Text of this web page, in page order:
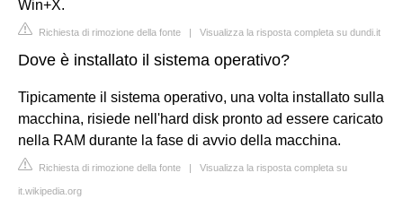
Win+X.
Richiesta di rimozione della fonte | Visualizza la risposta completa su dundi.it
Dove è installato il sistema operativo?
Tipicamente il sistema operativo, una volta installato sulla
macchina, risiede nell'hard disk pronto ad essere caricato
nella RAM durante la fase di avvio della macchina.
Richiesta di rimozione della fonte | Visualizza la risposta completa su
it.wikipedia.org